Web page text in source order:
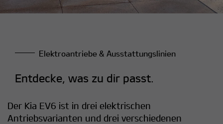
Elektroantriebe & Ausstattungslinien
Entdecke, was zu dir passt.
Der Kia EV6 ist in drei elektrischen
Antriebsvarianten und drei verschiedenen